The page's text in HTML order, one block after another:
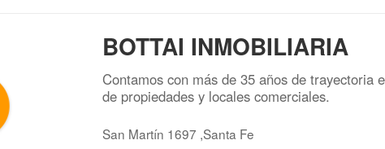
BOTTAI INMOBILIARIA
Contamos con más de 35 años de trayectoria
de propiedades y locales comerciales.
San Martín 1697 ,Santa Fe